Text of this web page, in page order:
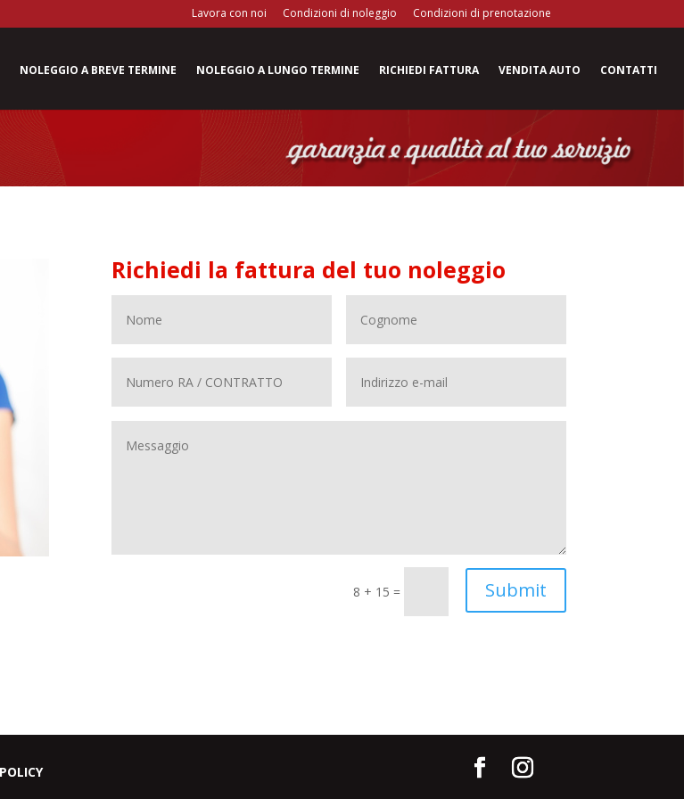
Lavora con noi Condizioni di noleggio Condizioni di prenotazione
Noleggio a breve termine Noleggio a lungo termine Richiedi fattura Vendita auto Contatti
Richiedi la fattura del tuo noleggio
8 + 15 = Submit